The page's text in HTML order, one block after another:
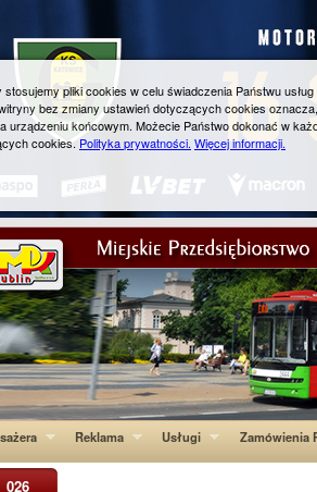
Reklama Usługi Zamówienia
026
pliki cookies w celu świadczenia Państwu
bez zmiany ustawień dotyczących cookies
urządzeniu końcowym. Możecie Państwo dokonać w
cookies.Polityka prywatności. Więcej informacji.